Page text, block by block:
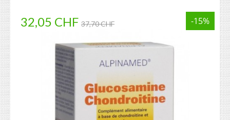
32,05 CHF 37,70 CHF -15%